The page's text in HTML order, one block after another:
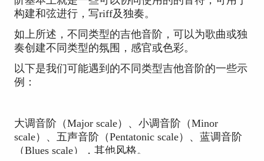
构建和弦进行，写riff及独奏。
如上所述，不同类型的吉他音阶，可以为歌曲或独
奏创建不同类型的氛围，感官或色彩。
以下是我们可能遇到的不同类型吉他音阶的一些示
例：
大调音阶（Major scale）、小调音阶（Minor
scale）、五声音阶（Pentatonic scale）、蓝调音阶
（Blues scale），其他风格。